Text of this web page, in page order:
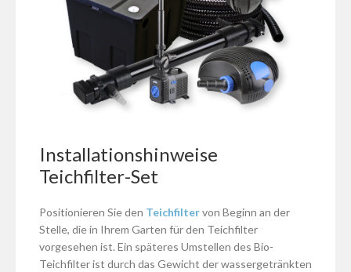
Installationshinweise
Teichfilter-Set
Positionieren Sie den Teichfiltervon Beginn an der
Stelle, die in Ihrem Garten für den Teichfilter
vorgesehen ist. Ein späteres Umstellen des Bio-
Teichfilter ist durch das Gewicht der wassergetränkten